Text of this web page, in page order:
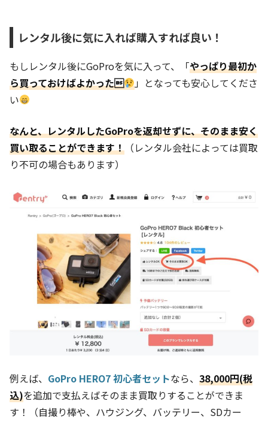
レンタル後に気に入れば購入すれば良い！
もしレンタル後にGoProを気に入って、「やっぱり最初か
ら買っておけばよかった
」となっても安心してくださ
い
なんと、レンタルしたGoProを返却せずに、そのまま安く
買い取ることができます！ （レンタル会社によっては買取
り不可の場合もあります）
例えば、 GoPro HERO7 初心者セットなら、 38,000円(税
込)を追加で支払えばそのまま買取りすることができま
す！（自撮り棒や、ハウジング、バッテリー、SDカー